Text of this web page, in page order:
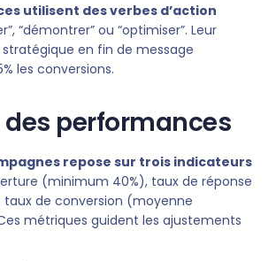
utilisent des verbes d’action
“démontrer” ou “optimiser”. Leur
en fin de message
les conversions.
performances
repose sur trois indicateurs
(minimum 40%), taux de réponse
taux de conversion (moyenne
métriques guident les ajustements